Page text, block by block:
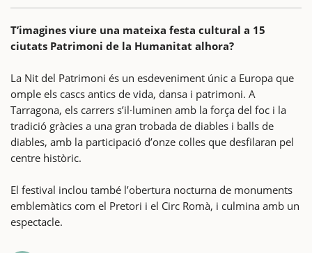
T’imagines viure una mateixa festa cultural a 15
ciutats Patrimoni de la Humanitat alhora?
La Nit del Patrimoni és un esdeveniment únic a Europa que
omple els cascs antics de vida, dansa i patrimoni. A
Tarragona, els carrers s’il·luminen amb la força del foc i la
tradició gràcies a una gran trobada de diables i balls de
diables, amb la participació d’onze colles que desfilaran pel
centre històric.
El festival inclou també l’obertura nocturna de monuments
emblemàtics com el Pretori i el Circ Romà, i culmina amb un
espectacle.